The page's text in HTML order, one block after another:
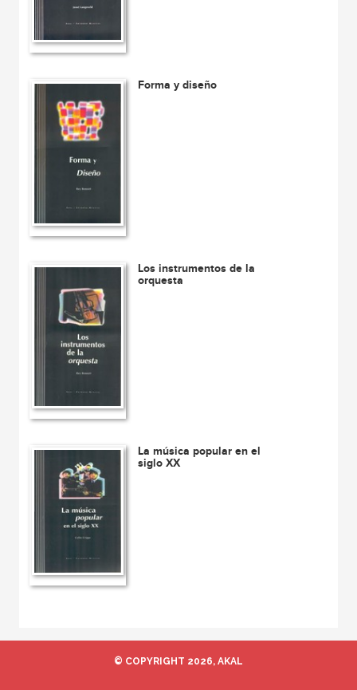
Forma y diseño
Los instrumentos de la
orquesta
La música popular en el
siglo XX
© COPYRIGHT 2026, AKAL